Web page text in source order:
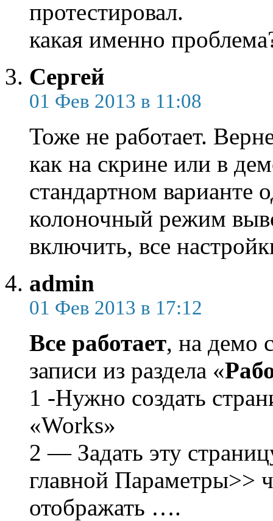
протестировал.
какая именно
Сергей
01 Фев 2013 в 11:08
Тоже не работает.
как на скрине или в
стандартном варианте
колоночный режим
включить, все
admin
01 Фев 2013 в 17:12
Все работает, на демо
записи из раздела «
1 -Нужно создать
«Works»
2 — Задать эту
главной Параметры>>
отображать ….